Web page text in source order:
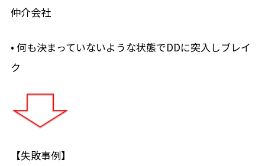
仲介会社
• 何も決まっていないような状態でDDに突入しブレイ
ク
【失敗事例】